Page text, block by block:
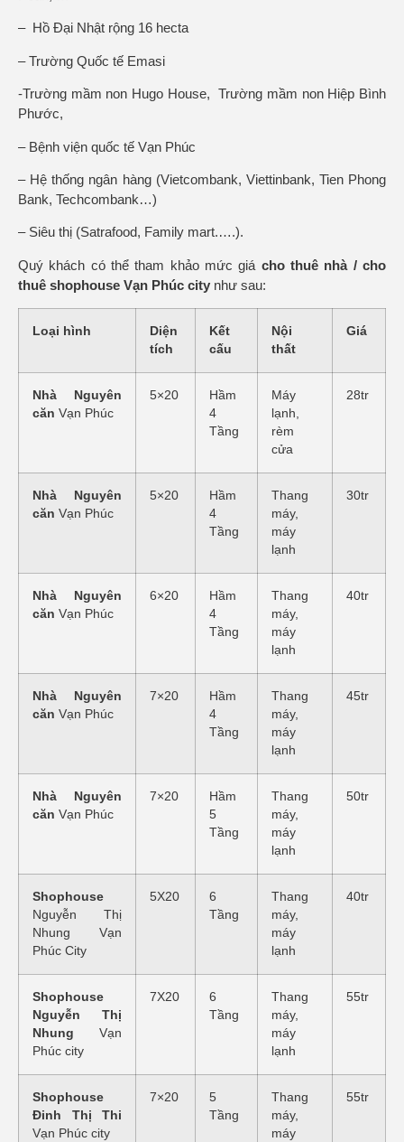
– Hồ Đại Nhật rộng 16 hecta
– Trường Quốc tế Emasi
-Trường mầm non Hugo House, Trường mầm non Hiệp Bình
Phước,
– Bệnh viện quốc tế Vạn Phúc
– Hệ thống ngân hàng (Vietcombank, Viettinbank, Tien Phong
Bank, Techcombank…)
– Siêu thị (Satrafood, Family mart.….).
Quý khách có thể tham khảo mức giá cho thuê nhà / cho
thuê shophouse Vạn Phúc city như sau:
Loại hình
Diện
tích
Kết
cấu
Nội
thất
Giá
Nhà Nguyên
căn Vạn Phúc
5×20
Hầm
4
Tầng
Máy
lạnh,
rèm
cửa
28tr
Nhà Nguyên
căn Vạn Phúc
5×20
Hầm
4
Tầng
Thang
máy,
máy
lạnh
30tr
Nhà Nguyên
căn Vạn Phúc
6×20
Hầm
4
Tầng
Thang
máy,
máy
lạnh
40tr
Nhà Nguyên
căn Vạn Phúc
7×20
Hầm
4
Tầng
Thang
máy,
máy
lạnh
45tr
Nhà Nguyên
căn Vạn Phúc
7×20
Hầm
5
Tầng
Thang
máy,
máy
lạnh
50tr
Shophouse
Nguyễn Thị
Nhung Vạn
Phúc City
5X20
6
Tầng
Thang
máy,
máy
lạnh
40tr
Shophouse
Nguyễn Thị
Nhung Vạn
Phúc city
7X20
6
Tầng
Thang
máy,
máy
lạnh
55tr
Shophouse
Đinh Thị Thi
Vạn Phúc city
7×20
5
Tầng
Thang
máy,
máy
55tr